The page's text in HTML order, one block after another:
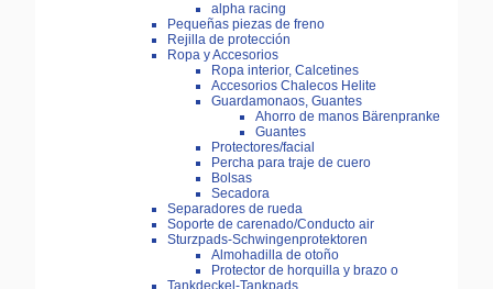
alpha racing
Pequeñas piezas de freno
Rejilla de protección
Ropa y Accesorios
Ropa interior, Calcetines
Accesorios Chalecos Helite
Guardamonaos, Guantes
Ahorro de manos Bärenpranke
Guantes
Protectores/facial
Percha para traje de cuero
Bolsas
Secadora
Separadores de rueda
Soporte de carenado/Conducto air
Sturzpads-Schwingenprotektoren
Almohadilla de otoño
Protector de horquilla y brazo o
Tankdeckel-Tankpads